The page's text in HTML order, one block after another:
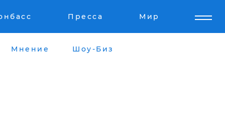
Пресса Мир
Мнение Шоу-Биз